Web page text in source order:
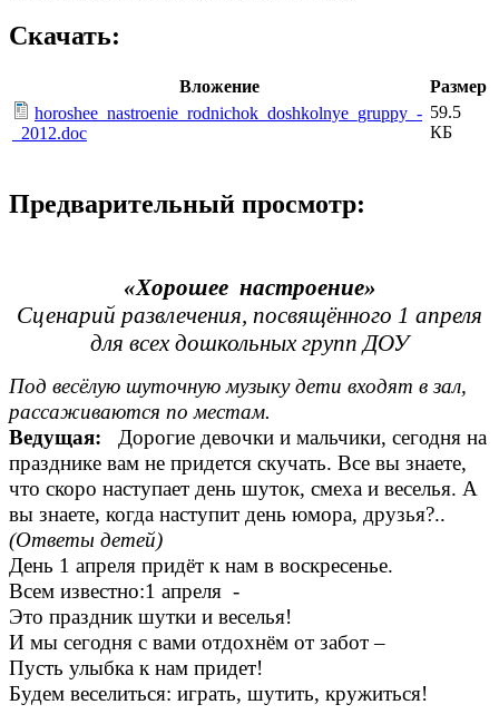
Скачать:
Вложение
Размер
horoshee_nastroenie_rodnichok_doshkolnye_gruppy_-
_2012.doc
59.5
КБ
Предварительный просмотр:
«Хорошее настроение»
Сценарий развлечения, посвящённого 1 апреля
для всех дошкольных групп ДОУ
Под весёлую шуточную музыку дети входят в зал,
рассаживаются по местам.
Ведущая:
Дорогие девочки и мальчики, сегодня на
празднике вам не придется скучать. Все вы знаете,
что скоро наступает день шуток, смеха и веселья. А
вы знаете, когда наступит день юмора, друзья?..
(Ответы детей)
День 1 апреля придёт к нам в воскресенье.
Всем известно:1 апреля -
Это праздник шутки и веселья!
И мы сегодня с вами отдохнём от забот –
Пусть улыбка к нам придет!
Будем веселиться: играть, шутить, кружиться!